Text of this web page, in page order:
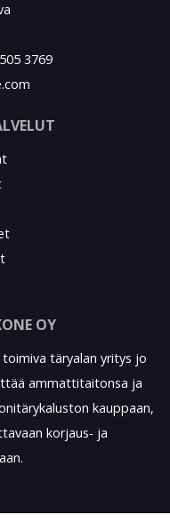
3769
OY
toimiva täryalan yritys jo
ammattitaitonsa ja
kauppaan,
korjaus- ja